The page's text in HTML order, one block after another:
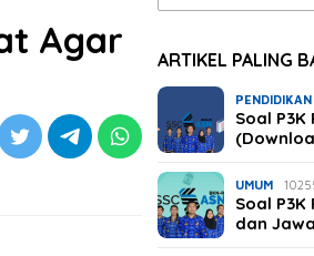
Agar
for:
ARTIKEL PALING
PENDIDIKAN
Soal
UMUM
Soal
dan